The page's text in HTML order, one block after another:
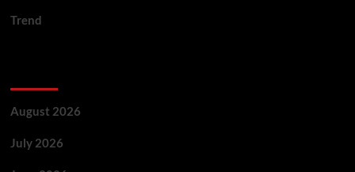
Trend
August 2026
July 2026